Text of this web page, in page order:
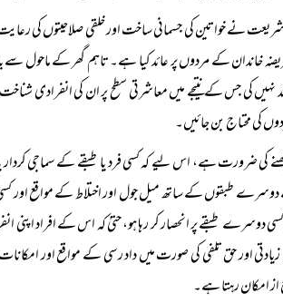
شریعت نے خواتین کی جسمانی ساخت اور خلقی صلاحیتوں کی
کے مردوں پر عائد کیا ہے۔ تاہم گھر کے ماحول سے
کی جس کے نتیجے میں معاشرتی سطح پر ان کی انفرادی
کی محتاج بن جائیں۔
ضرورت ہے، اس لیے کہ کسی فرد یا طبقے کے سماجی کردار
طبقوں کے ساتھ میل جول اور اختلاط کے مواقع اور
کسی دوسرے طبقے پر انحصار کر رہا ہو، حتیٰ کہ اس کے افراد
اور حق تلفی کی صورت میں داد رسی کے مواقع اور
از امکان رہتا ہے۔